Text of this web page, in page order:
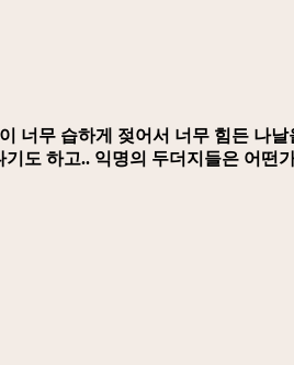
너무 습하게 젖어서 너무 힘든 나
도 하고.. 익명의 두더지들은 어떤